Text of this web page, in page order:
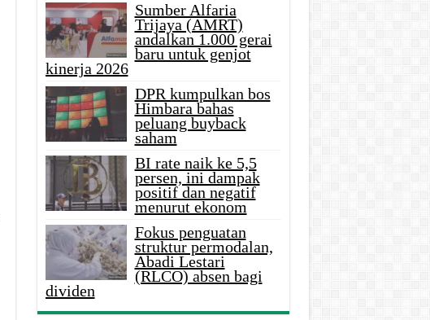
Sumber Alfaria
Trijaya (AMRT)
andalkan 1.000 gerai
baru untuk genjot
kinerja 2026
DPR kumpulkan bos
Himbara bahas
peluang buyback
saham
BI rate naik ke 5,5
persen, ini dampak
positif dan negatif
menurut ekonom
Fokus penguatan
struktur permodalan,
Abadi Lestari
(RLCO) absen bagi
dividen